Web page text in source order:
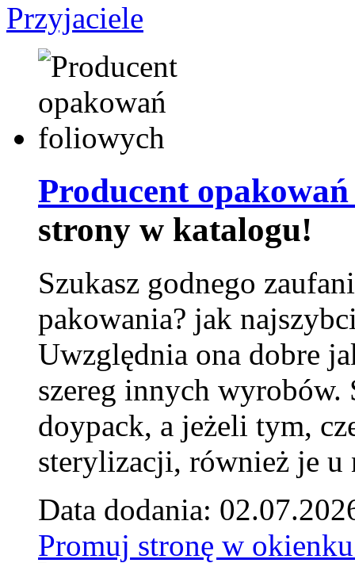
Przyjaciele
Producent
strony w katalogu!
Szukasz godnego
pakowania? jak
Uwzględnia ona dobre
szereg innych
doypack, a jeżeli tym,
sterylizacji, również je u
Data dodania:
Promuj stronę w